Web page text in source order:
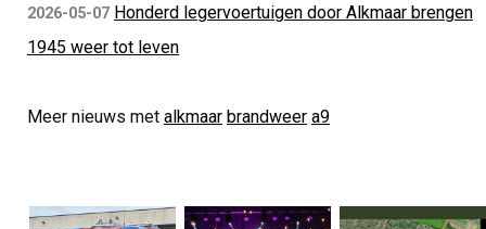
2026-05-07 Honderd legervoertuigen door Alkmaar brengen
1945 weer tot leven
Meer nieuws met alkmaar brandweer a9